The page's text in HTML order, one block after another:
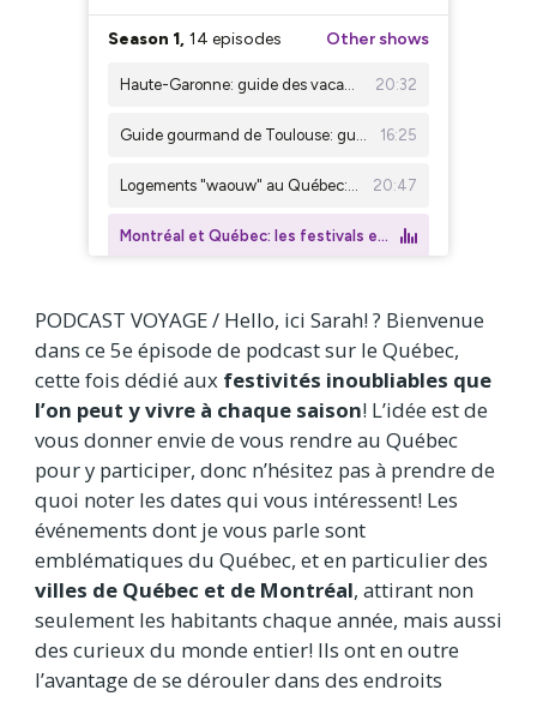
PODCAST VOYAGE / Hello, ici Sarah! ? Bienvenue
dans ce 5e épisode de podcast sur le Québec,
cette fois dédié aux festivités inoubliables que
l’on peut y vivre à chaque saison! L’idée est de
vous donner envie de vous rendre au Québec
pour y participer, donc n’hésitez pas à prendre de
quoi noter les dates qui vous intéressent! Les
événements dont je vous parle sont
emblématiques du Québec, et en particulier des
villes de Québec et de Montréal, attirant non
seulement les habitants chaque année, mais aussi
des curieux du monde entier! Ils ont en outre
l’avantage de se dérouler dans des endroits